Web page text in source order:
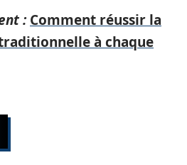
: Comment réussir la
à chaque